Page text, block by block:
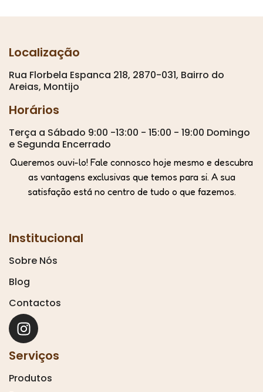
Localização
Rua Florbela Espanca 218, 2870-031, Bairro do
Areias, Montijo
Horários
Terça a Sábado 9:00 -13:00 - 15:00 - 19:00 Domingo
e Segunda Encerrado
Queremos ouvi-lo! Fale connosco hoje mesmo e descubra
as vantagens exclusivas que temos para si. A sua
satisfação está no centro de tudo o que fazemos.
Institucional
Sobre Nós
Blog
Contactos
Serviços
Produtos